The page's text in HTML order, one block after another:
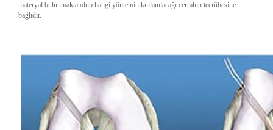
materyal bulunmakta olup hangi yöntemin kullanılacağı cerrahın tecrübesine
bağlıdır.